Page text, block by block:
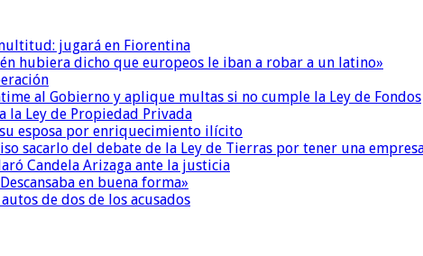
jugará en Fiorentina
hubiera dicho que europeos le iban a robar a un latino»
al Gobierno y aplique multas si no cumple la Ley de Fondos
la Ley de Propiedad Privada
esposa por enriquecimiento ilícito
sacarlo del debate de la Ley de Tierras por tener una
Candela Arizaga ante la justicia
en buena forma»
de dos de los acusados